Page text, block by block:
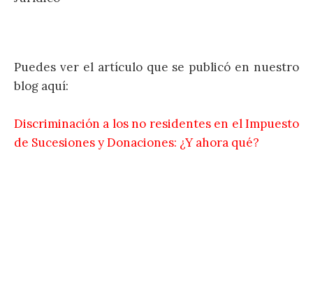
Puedes ver el artículo que se publicó en nuestro
blog aquí:
Discriminación a los no residentes en el Impuesto
de Sucesiones y Donaciones: ¿Y ahora qué?